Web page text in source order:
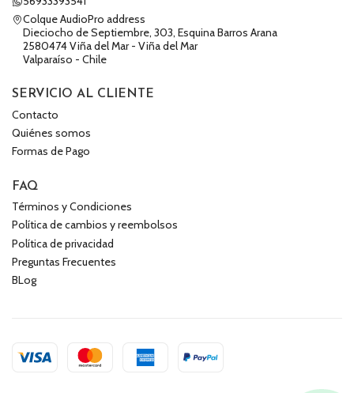
Colque AudioPro address
Dieciocho de Septiembre, 303, Esquina Barros Arana
2580474 Viña del Mar - Viña del Mar
Valparaíso - Chile
SERVICIO AL CLIENTE
Contacto
Quiénes somos
Formas de Pago
FAQ
Términos y Condiciones
Política de cambios y reembolsos
Política de privacidad
Preguntas Frecuentes
BLog